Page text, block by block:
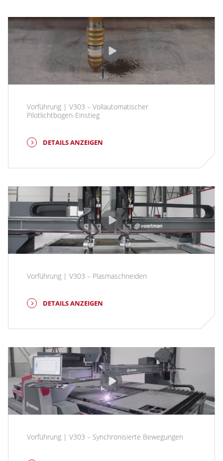
Vorführung | V303 – Vollautomatischer
Pilotlichtbogen-Einstieg
DETAILS ANZEIGEN
Vorführung | V303 – Plasmaschneiden
DETAILS ANZEIGEN
Vorführung | V303 – Synchronisierte Bewegungen